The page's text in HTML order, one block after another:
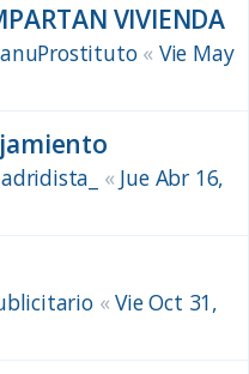
VIVIENDA
« Vie May
« Jue Abr 16,
«Vie Oct 31,